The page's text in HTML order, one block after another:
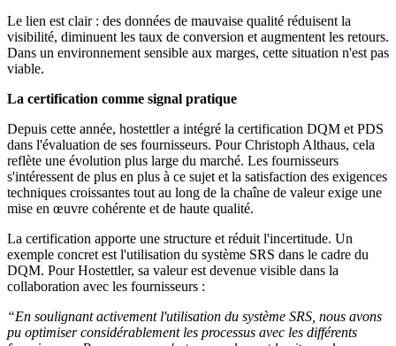
Le lien est clair : des données de mauvaise qualité réduisent la
visibilité, diminuent les taux de conversion et augmentent les retours.
Dans un environnement sensible aux marges, cette situation n'est pas
viable.
La certification comme signal pratique
Depuis cette année, hostettler a intégré la certification DQM et PDS
dans l'évaluation de ses fournisseurs. Pour Christoph Althaus, cela
reflète une évolution plus large du marché. Les fournisseurs
s'intéressent de plus en plus à ce sujet et la satisfaction des exigences
techniques croissantes tout au long de la chaîne de valeur exige une
mise en œuvre cohérente et de haute qualité.
La certification apporte une structure et réduit l'incertitude. Un
exemple concret est l'utilisation du système SRS dans le cadre du
DQM. Pour Hostettler, sa valeur est devenue visible dans la
collaboration avec les fournisseurs :
“En soulignant activement l'utilisation du système SRS, nous avons
pu optimiser considérablement les processus avec les différents